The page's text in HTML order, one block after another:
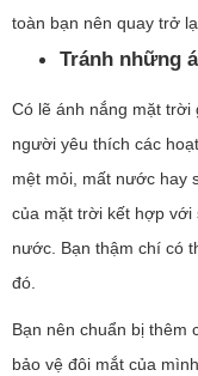
toàn bạn nên quay trở
Tránh những
Có lẽ ánh nắng mặt trời
người yêu thích các
mệt mỏi, mất nước hay
của mặt trời kết hợp
nước. Bạn thậm chí có
đó.
Bạn nên chuẩn bị thêm
bảo vệ đôi mắt của